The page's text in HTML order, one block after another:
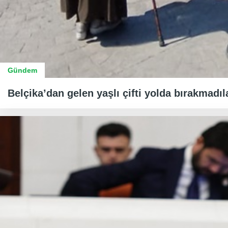
Gündem
Belçika’dan gelen yaşlı çifti yolda